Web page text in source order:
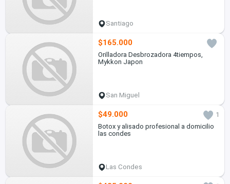
Santiago
$165.000
Orilladora Desbrozadora 4tiempos,
Mykkon Japon
San Miguel
$49.000
1
Botox y alisado profesional a domicilio
las condes
Las Condes